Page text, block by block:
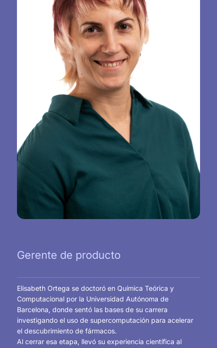
Gerente de producto
Elisabeth Ortega se doctoró en Química Teórica y
Computacional por la Universidad Autónoma de
Barcelona, donde sentó las bases de su carrera
investigando el uso de supercomputación para acelerar
el descubrimiento de fármacos.
Al cerrar esa etapa, llevó su experiencia científica al